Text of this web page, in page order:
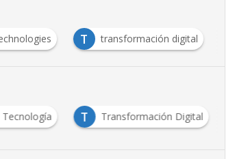
T transformación digital
Tecnología T Transformación Digital